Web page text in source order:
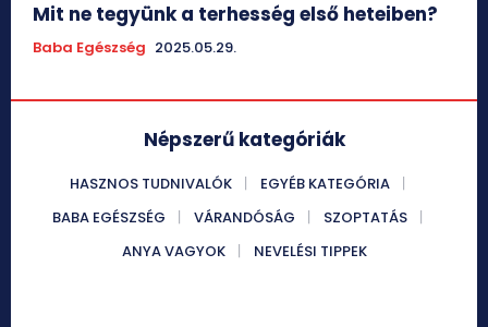
Mit ne tegyünk a terhesség első heteiben?
Baba Egészség 2025.05.29.
Népszerű kategóriák
HASZNOS TUDNIVALÓK
EGYÉB KATEGÓRIA
BABA EGÉSZSÉG
VÁRANDÓSÁG
SZOPTATÁS
ANYA VAGYOK
NEVELÉSI TIPPEK